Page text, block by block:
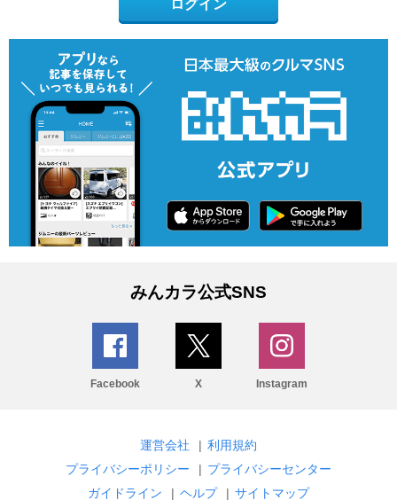
ログイン
みんカラ公式SNS
Facebook X Instagram
運営会社 | 利用規約
プライバシーポリシー
| プライバシーセンター
ガイドライン
| ヘルプ | サイトマップ